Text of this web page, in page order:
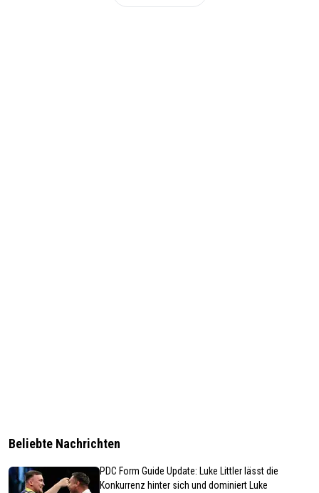
Beliebte Nachrichten
PDC Form Guide Update: Luke Littler lässt die
Konkurrenz hinter sich und dominiert Luke